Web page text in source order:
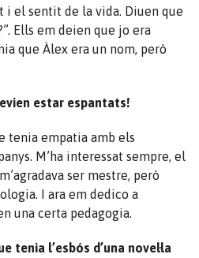
el sentit de la vida. Diuen que
Ells em deien que jo era
que Àlex era un nom, però
estar espantats!
tenia empatia amb els
M’ha interessat sempre, el
ser mestre, però
I ara em dedico a
una certa pedagogia.
tenia l’esbós d’una novel·la